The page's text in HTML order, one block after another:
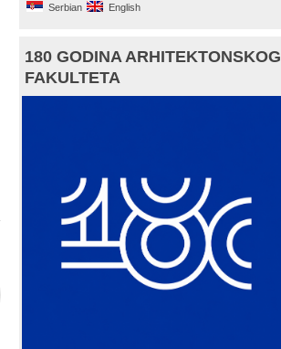
Serbian English
180 GODINA ARHITEKTONSKOG
FAKULTETA